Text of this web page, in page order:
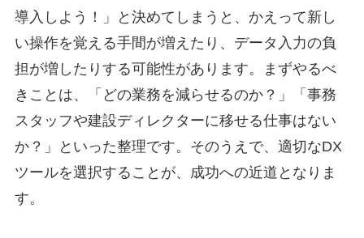
導入しよう！」と決めてしまうと、かえって新し
い操作を覚える手間が増えたり、データ入力の負
担が増したりする可能性があります。まずやるべ
きことは、「どの業務を減らせるのか？」「事務
スタッフや建設ディレクターに移せる仕事はない
か？」といった整理です。そのうえで、適切なDX
ツールを選択することが、成功への近道となりま
す。